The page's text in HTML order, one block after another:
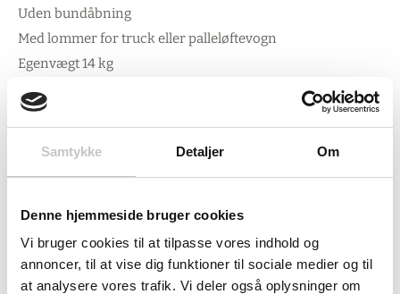
Samtykke Detaljer Om
Denne hjemmeside bruger cookies
Vi bruger cookies til at tilpasse vores indhold og
annoncer, til at vise dig funktioner til sociale medier og til
at analysere vores trafik. Vi deler også oplysninger om
Uden bundåbning
Med lommer for truck eller palleløftevogn
Egenvægt 14 kg
Grå/Orange
10 års garanti